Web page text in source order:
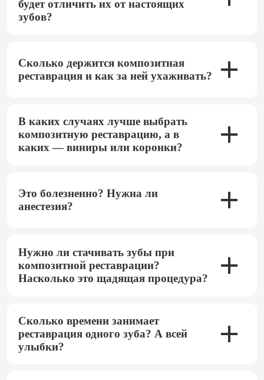
будет отличить их от настоящих
зубов?
Сколько держится композитная
реставрация и как за ней ухаживать?
В каких случаях лучше выбрать
композитную реставрацию, а в
каких — виниры или коронки?
Это болезненно? Нужна ли
анестезия?
Нужно ли стачивать зубы при
композитной реставрации?
Насколько это щадящая процедура?
Сколько времени занимает
реставрация одного зуба? А всей
улыбки?